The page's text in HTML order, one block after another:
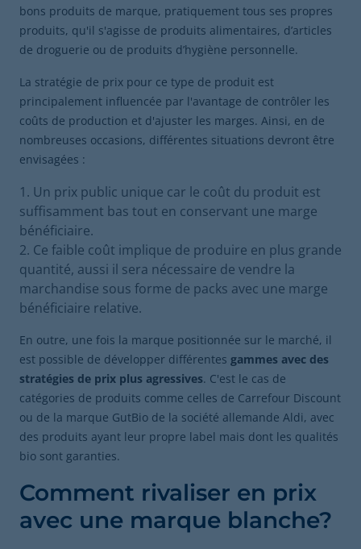
bons produits de marque, pratiquement tous ses propres
produits, qu'il s'agisse de produits alimentaires, d’articles
de droguerie ou de produits d’hygiène personnelle.
La stratégie de prix pour ce type de produit est
principalement influencée par l'avantage de contrôler les
coûts de production et d'ajuster les marges. Ainsi, en de
nombreuses occasions, différentes situations devront être
envisagées :
Un prix public unique car le coût du produit est
suffisamment bas tout en conservant une marge
bénéficiaire.
Ce faible coût implique de produire en plus grande
quantité, aussi il sera nécessaire de vendre la
marchandise sous forme de packs avec une marge
bénéficiaire relative.
En outre, une fois la marque positionnée sur le marché, il
est possible de développer différentes gammes avec des
stratégies de prix plus agressives. C'est le cas de
catégories de produits comme celles de Carrefour Discount
ou de la marque GutBio de la société allemande Aldi, avec
des produits ayant leur propre label mais dont les qualités
bio sont garanties.
Comment rivaliser en prix
avec une marque blanche?